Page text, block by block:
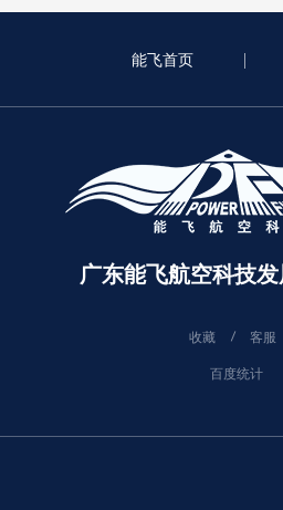
能飞首页
广东能飞航空科技
收藏
客服
百度统计